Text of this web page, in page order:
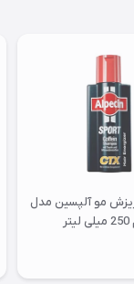
مو آلپسین مدل